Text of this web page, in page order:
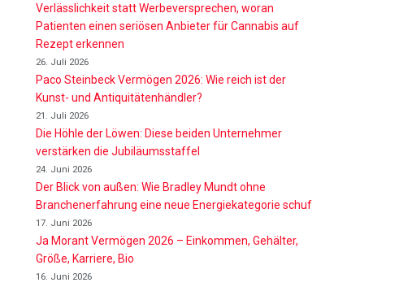
Verlässlichkeit statt Werbeversprechen, woran
Patienten einen seriösen Anbieter für Cannabis auf
Rezept erkennen
26. Juli 2026
Paco Steinbeck Vermögen 2026: Wie reich ist der
Kunst- und Antiquitätenhändler?
21. Juli 2026
Die Höhle der Löwen: Diese beiden Unternehmer
verstärken die Jubiläumsstaffel
24. Juni 2026
Der Blick von außen: Wie Bradley Mundt ohne
Branchenerfahrung eine neue Energiekategorie schuf
17. Juni 2026
Ja Morant Vermögen 2026 – Einkommen, Gehälter,
Größe, Karriere, Bio
16. Juni 2026